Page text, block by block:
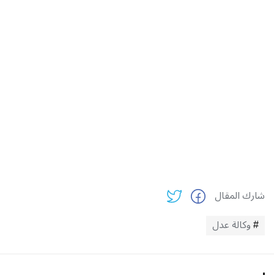
شارك المقال
وكالة عدل